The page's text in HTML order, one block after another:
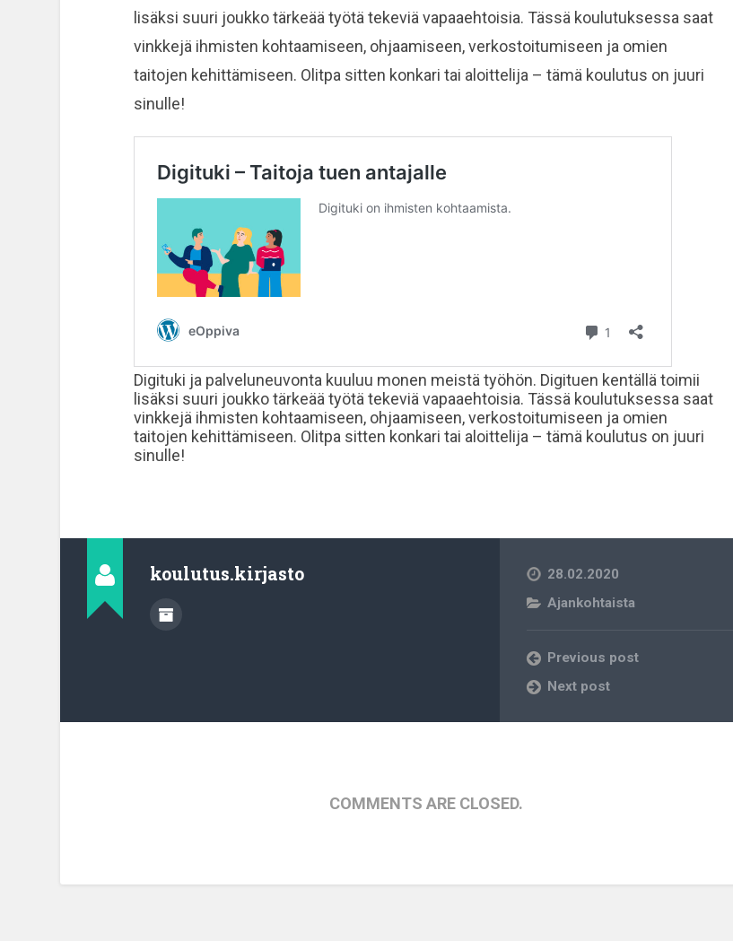
lisäksi suuri joukko tärkeää työtä tekeviä vapaaehtoisia. Tässä koulutuksessa saat
vinkkejä ihmisten kohtaamiseen, ohjaamiseen, verkostoitumiseen ja omien
taitojen kehittämiseen. Olitpa sitten konkari tai aloittelija – tämä koulutus on juuri
sinulle!
Digituki ja palveluneuvonta kuuluu monen meistä työhön. Digituen kentällä toimii
lisäksi suuri joukko tärkeää työtä tekeviä vapaaehtoisia. Tässä koulutuksessa saat
vinkkejä ihmisten kohtaamiseen, ohjaamiseen, verkostoitumiseen ja omien
taitojen kehittämiseen. Olitpa sitten konkari tai aloittelija – tämä koulutus on juuri
sinulle!
koulutus.kirjasto
28.02.2020
Ajankohtaista
Previous post
Next post
COMMENTS ARE CLOSED.